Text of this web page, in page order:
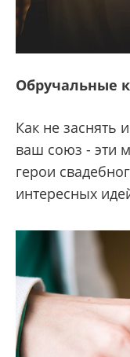
Обручальные
Как не заснять
ваш союз - эти
герои
интересных